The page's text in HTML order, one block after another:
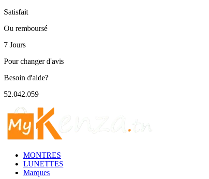
Satisfait
Ou remboursé
7 Jours
Pour changer d'avis
Besoin d'aide?
52.042.059
MONTRES
LUNETTES
Marques